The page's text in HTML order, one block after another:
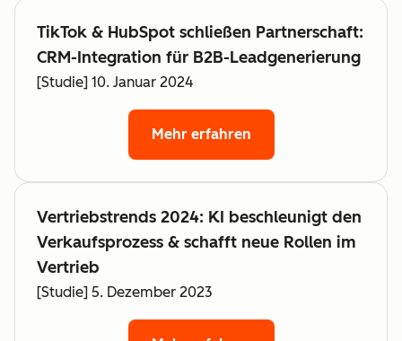
TikTok & HubSpot schließen Partnerschaft:
CRM-Integration für B2B-Leadgenerierung
[Studie] 10. Januar 2024
Mehr erfahren
Vertriebstrends 2024: KI beschleunigt den
Verkaufsprozess & schafft neue Rollen im
Vertrieb
[Studie] 5. Dezember 2023